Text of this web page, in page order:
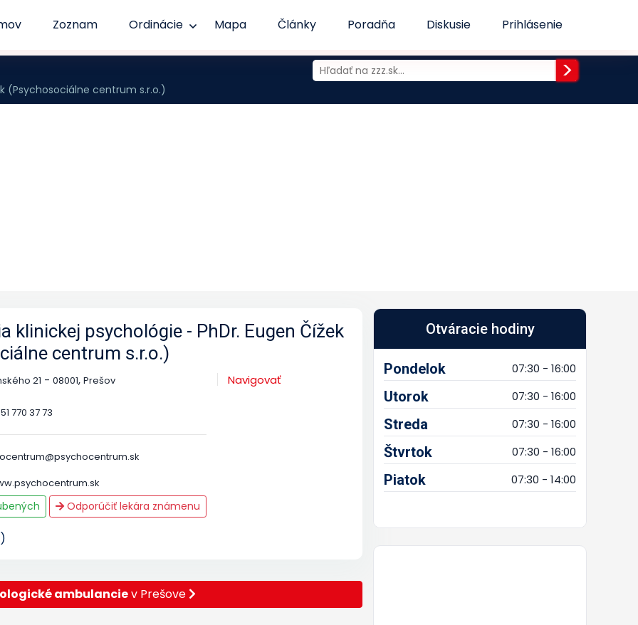
Zoznam Ordinácie Mapa Články Poradňa Diskusie Prihlásenie
(Psychosociálne centrum s.r.o.)
klinickej psychológie - PhDr. Eugen Čížek
centrum s.r.o.)
21 - 08001, Prešov
770 37 73
Odporúčiť lekára známenu
Navigovať
ambulanciev Prešove
Otváracie hodiny
Pondelok 07:30 - 16:00
Utorok 07:30 - 16:00
Streda 07:30 - 16:00
Štvrtok 07:30 - 16:00
Piatok 07:30 - 14:00